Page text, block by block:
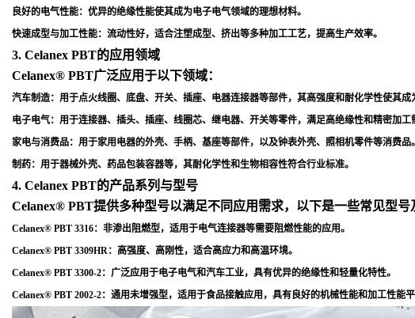
良好的电气性能：优异的绝缘性能使其成为电子电气领域的理想材料。
快速成型与加工性能：流动性好，适合注塑成型、挤出等多种加工工艺，提高生产效率。
3. Celanex PBT的应用领域
Celanex® PBT广泛应用于以下领域：
汽车制造：用于点火线圈、底盘、开关、插座、电器连接器等部件，其高强度和耐化学性使其
电子电气：用于连接器、插头、插座、线圈芯、继电器、开关等零件，满足高绝缘性和精密加工
家电与消费品：用于家用电器的外壳、手柄、基座等部件，以及钟表外壳、照相机零件等消费品。
制药：用于器械外壳、药品包装容器等，其耐化学性和生物相容性符合行业标准。
4. Celanex PBT的产品系列与型号
Celanex® PBT提供多种型号以满足不同应用需求，以下是一些常见型号
Celanex® PBT 3316：非渗出阻燃型，适用于电气连接器等需要阻燃性能的应用。
Celanex® PBT 3309HR：高强度、高刚性，适合高应力和高温环境。
Celanex® PBT 3300-2：广泛应用于电子电气和汽车工业，具有优异的绝缘性和轻量化特性。
Celanex® PBT 2002-2：通用未增强型，适用于食品接触应用，具有良好的机械性能和加工性能